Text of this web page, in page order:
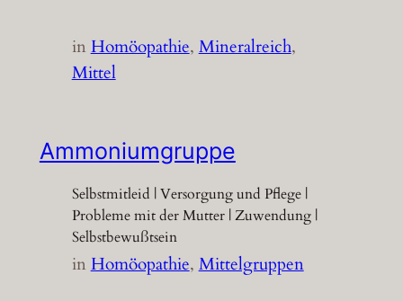
inHomöopathie, Mineralreich
Mittel
Ammoniumgruppe
Selbstmitleid | Versorgung und Pflege |
Probleme mit der Mutter | Zuwendung |
Selbstbewußtsein
inHomöopathie, Mittelgruppen